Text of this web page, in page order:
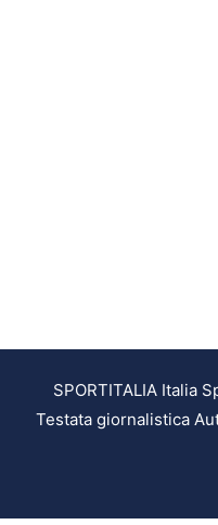
SPORTITALIA Italia
Testata giornalistica